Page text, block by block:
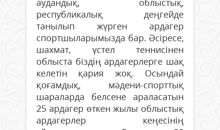
аудандық, облыстық,
республикалық деңгейде
танылып жүрген ардагер
спортшыларымызда бар. Әсіресе,
шахмат, үстел теннисінен
облыста біздің ардагерлерге шақ
келетін қария жоқ. Осындай
қоғамдық, мәдени-спорттық
шараларда белсене араласатын
25 ардагер өткен жылы облыстық
ардагерлер кеңесінің